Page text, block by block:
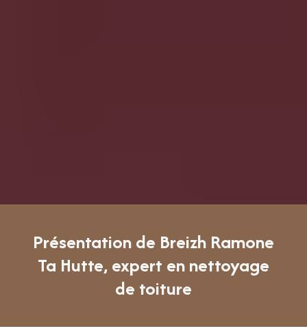
Présentation de Breizh Ramone
Ta Hutte, expert en nettoyage
de toiture